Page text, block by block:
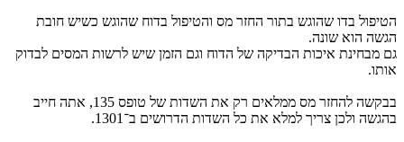
הטיפול בדו שהוגש בתור החזר מס והטיפול בדוח שהוגש כשיש חובת
הגשה הוא שונה.
גם מבחינת איכות הבדיקה של הדוח וגם הזמן שיש לרשות המסים לבדוק
אותו.
בבקשה להחזר מס ממלאים רק את השדות של טופס 135, אתה חייב
בהגשה ולכן צריך למלא את כל השדות הדרושים ב־1301.